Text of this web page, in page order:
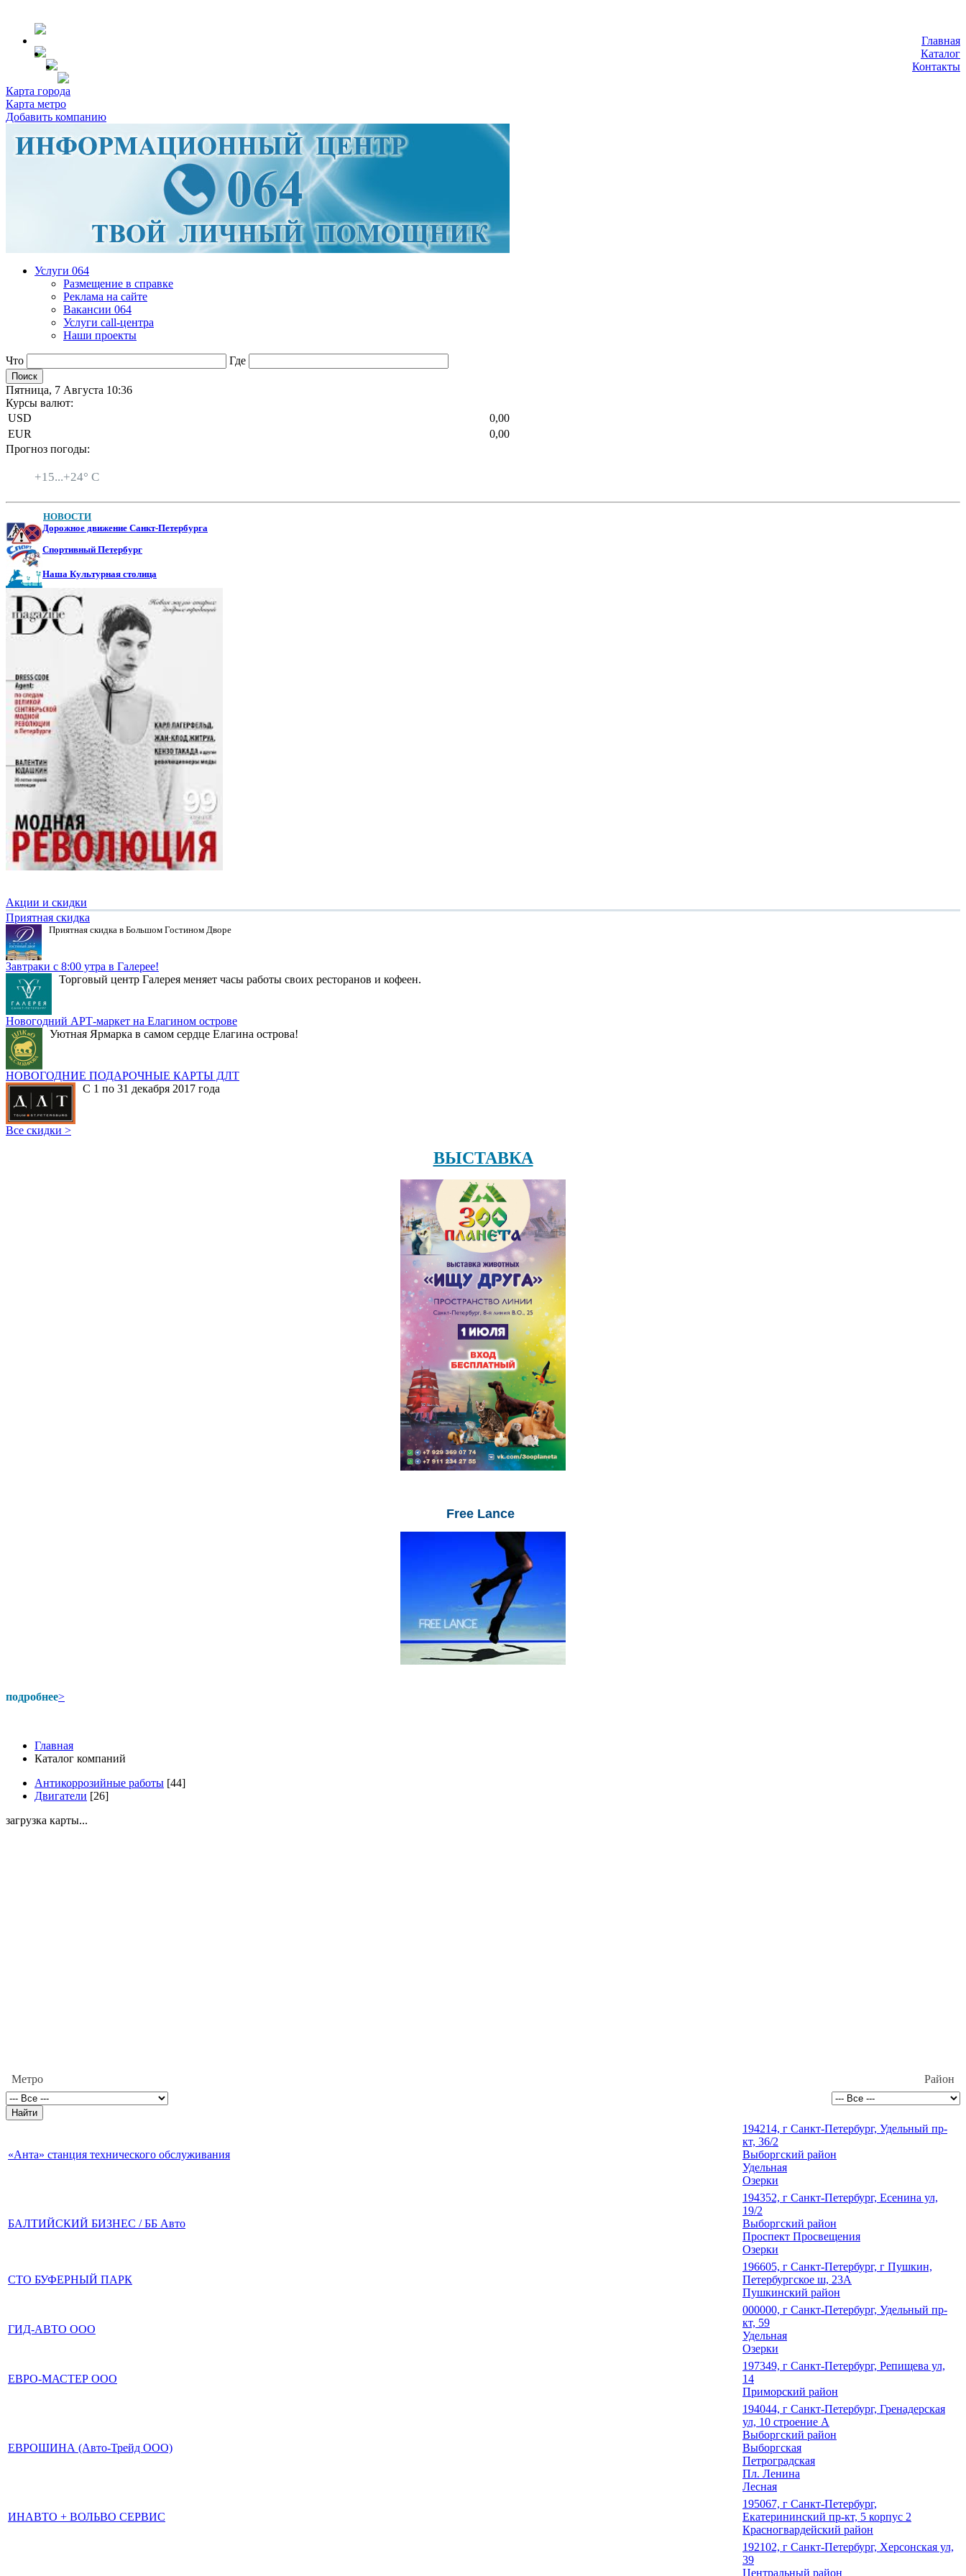
Главная
Каталог
Контакты
Карта города
Карта метро
Добавить компанию
Услуги 064
Размещение в справке
Реклама на сайте
Вакансии 064
Услуги call-центра
Наши проекты
Что Где
Пятница, 7 Августа 10:36
Курсы валют:
USD
0,00
EUR
0,00
Прогноз погоды:
+15...+24° C
НОВОСТИ
Дорожное движение Санкт-Петербурга
Спортивный Петербург
Наша Культурная столица
Акции и скидки
Приятная скидка
Приятная скидка в Большом Гостином Дворе
Завтраки с 8:00 утра в Галерее!
Торговый центр Галерея меняет часы работы своих ресторанов и кофеен.
Новогодний АРТ-маркет на Елагином острове
Уютная Ярмарка в самом сердце Елагина острова!
НОВОГОДНИЕ ПОДАРОЧНЫЕ КАРТЫ ДЛТ
С 1 по 31 декабря 2017 года
Все скидки >
ВЫСТАВКА
Free Lance
подробнее>
Главная
Каталог компаний
Антикоррозийные работы [44]
Двигатели [26]
загрузка карты...
Метро Район
«Анта» станция технического обслуживания
194214, г Санкт-Петербург, Удельный пр-
кт, 36/2
Выборгский район
Удельная
Озерки
БАЛТИЙСКИЙ БИЗНЕС / ББ Авто
194352, г Санкт-Петербург, Есенина ул,
19/2
Выборгский район
Проспект Просвещения
Озерки
СТО БУФЕРНЫЙ ПАРК
196605, г Санкт-Петербург, г Пушкин,
Петербургское ш, 23А
Пушкинский район
ГИД-АВТО ООО
000000, г Санкт-Петербург, Удельный пр-
кт, 59
Удельная
Озерки
ЕВРО-МАСТЕР ООО
197349, г Санкт-Петербург, Репищева ул,
14
Приморский район
ЕВРОШИНА (Авто-Трейд ООО)
194044, г Санкт-Петербург, Гренадерская
ул, 10 строение А
Выборгский район
Выборгская
Петроградская
Пл. Ленина
Лесная
ИНАВТО + ВОЛЬВО СЕРВИС
195067, г Санкт-Петербург,
Екатерининский пр-кт, 5 корпус 2
Красногвардейский район
192102, г Санкт-Петербург, Херсонская ул,
39
Центральный район